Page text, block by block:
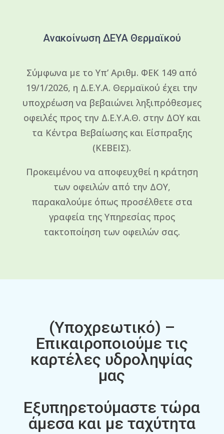
Ανακοίνωση ΔΕΥΑ Θερμαϊκού
Σύμφωνα με το Υπ’ Αριθμ. ΦΕΚ 149 από
19/1/2026, η Δ.Ε.Υ.Α. Θερμαϊκού έχει την
υποχρέωση να βεβαιώνει ληξιπρόθεσμες
οφειλές προς την Δ.Ε.Υ.Α.Θ. στην ΔΟΥ και
τα Κέντρα Βεβαίωσης και Είσπραξης
(ΚΕΒΕΙΣ).
Προκειμένου να αποφευχθεί η κράτηση
των οφειλών από την ΔΟΥ,
παρακαλούμε όπως προσέλθετε στα
γραφεία της Υπηρεσίας προς
τακτοποίηση των οφειλών σας.
(Υποχρεωτικό) –
Επικαιροποιούμε τις
καρτέλες υδροληψίας
μας
Εξυπηρετούμαστε τώρα
άμεσα και με ταχύτητα